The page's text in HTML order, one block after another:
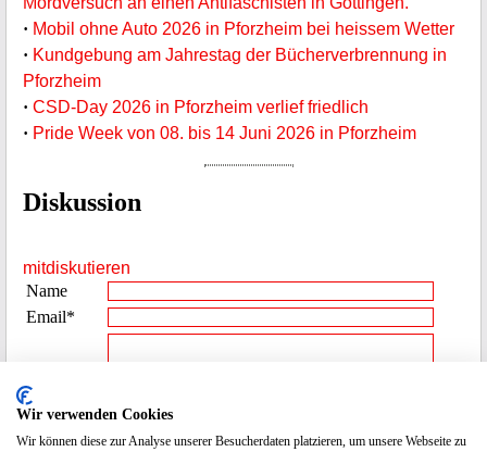
· Mobil ohne Auto 2026 in Pforzheim bei heissem Wetter
· Kundgebung am Jahrestag der Bücherverbrennung in
Pforzheim
· CSD-Day 2026 in Pforzheim verlief friedlich
· Pride Week von 08. bis 14 Juni 2026 in Pforzheim
Diskussion
mitdiskutieren
Name
Email*
Beitrag**
Wir verwenden Cookies
Wir können diese zur Analyse unserer Besucherdaten platzieren, um unsere Webseite zu